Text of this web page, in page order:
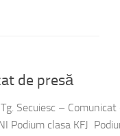
de presă
Secuiesc –
Podium clasa KFJ